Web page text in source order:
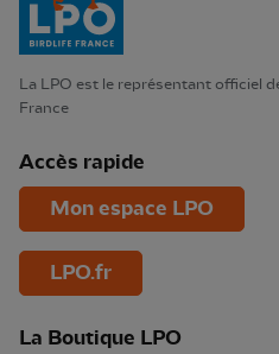
La LPO est le représentant officiel
France
Accès rapide
Mon espace LPO
LPO.fr
La Boutique LPO